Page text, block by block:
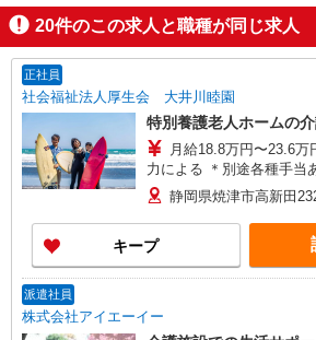
20件のこの求人と職種が同じ求人
正社員
社会福祉法人厚生会 大井川睦園
特別養護老人ホームの
月給18.8万円〜23.6
力による ＊別途各種手当
15,000円、全夜勤手当
（上限）、扶養手当 配偶
（3月・5月に一時金支給） ★永年勤続功労金
年10年20年ごとに支給）
静岡県焼津市高新田
キープ
派遣社員
株式会社アイエーイー